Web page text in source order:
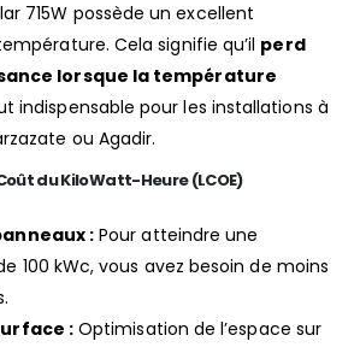
715W possède un excellent
Cela signifie qu’il perd
lorsque la température
indispensable pour les installations à
ou Agadir.
du KiloWatt-Heure (LCOE)
: Pour atteindre une
100 kWc, vous avez besoin de moins
:Optimisation de l’espace sur